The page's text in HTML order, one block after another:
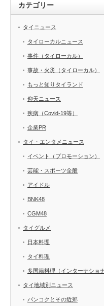
カテゴリー
タイニュース
タイローカルニュース
事件（タイローカル）
事故・火災（タイローカル）
もっと知りタイランド
仰天ニュース
疾病（Covid-19等）
企業PR
タイ・エンタメニュース
イベント（プロモーション）
芸能・スポーツ全般
アイドル
BNK48
CGM48
タイグルメ
日本料理
タイ料理
多国籍料理（インターナショナ
タイ地域別ニュース
バンコクとその近郊